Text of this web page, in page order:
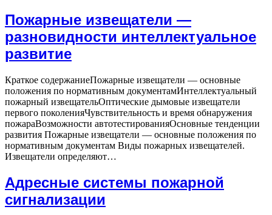
Пожарные извещатели —
разновидности интеллектуальное
развитие
Краткое содержаниеПожарные извещатели — основные
положения по нормативным документамИнтеллектуальный
пожарный извещательОптические дымовые извещатели
первого поколенияЧувствительность и время обнаружения
пожараВозможности автотестированияОсновные тенденции
развития Пожарные извещатели — основные положения по
нормативным документам Виды пожарных извещателей.
Извещатели определяют…
—
разновидности
Адресные системы пожарной
сигнализации